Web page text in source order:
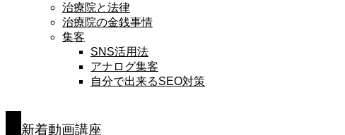
治療院と法律
治療院の金銭事情
集客
SNS活用法
アナログ集客
自分で出来るSEO対策
新着動画講座